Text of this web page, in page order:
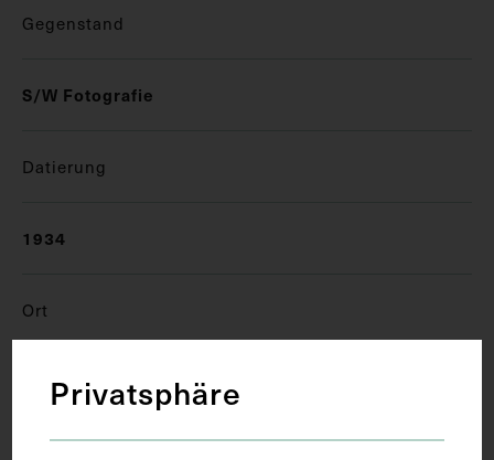
Gegenstand
S/W Fotografie
Datierung
1934
Ort
WienPrivatsphäre